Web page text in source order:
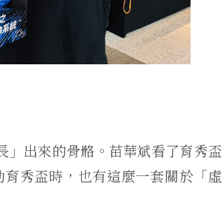
」出來的骨骼。苗華斌看了育秀盃
秀盃時，也有這麼一套關於「虛